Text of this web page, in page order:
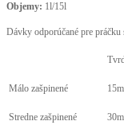
Objemy: 1l/15l
Dávky odporúčané pre
Málo zašpinené
Stredne zašpinené